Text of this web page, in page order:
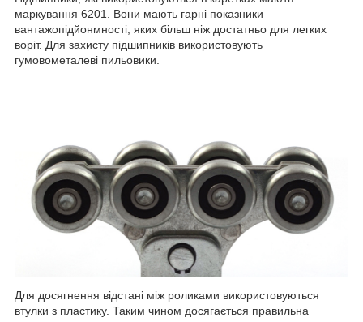
маркування 6201. Вони мають гарні показники
вантажопідйонмності, яких більш ніж достатньо для легких
воріт. Для захисту підшипників використовують
гумовометалеві пильовики.
Для досягнення відстані між роликами використовуються
втулки з пластику. Таким чином досягається правильна